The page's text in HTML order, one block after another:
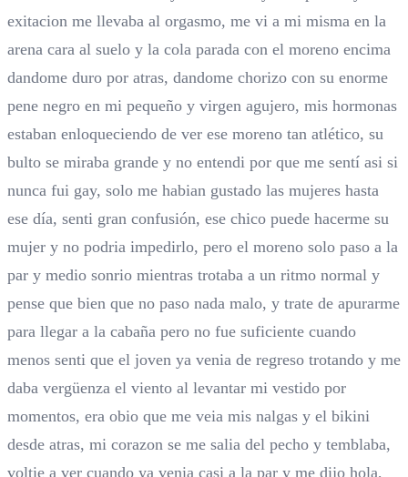
exitacion me llevaba al orgasmo, me vi a mi misma en la
arena cara al suelo y la cola parada con el moreno encima
dandome duro por atras, dandome chorizo con su enorme
pene negro en mi pequeño y virgen agujero, mis hormonas
estaban enloqueciendo de ver ese moreno tan atlético, su
bulto se miraba grande y no entendi por que me sentí asi si
nunca fui gay, solo me habian gustado las mujeres hasta
ese día, senti gran confusión, ese chico puede hacerme su
mujer y no podria impedirlo, pero el moreno solo paso a la
par y medio sonrio mientras trotaba a un ritmo normal y
pense que bien que no paso nada malo, y trate de apurarme
para llegar a la cabaña pero no fue suficiente cuando
menos senti que el joven ya venia de regreso trotando y me
daba vergüenza el viento al levantar mi vestido por
momentos, era obio que me veia mis nalgas y el bikini
desde atras, mi corazon se me salia del pecho y temblaba,
voltie a ver cuando ya venia casi a la par y me dijo hola,